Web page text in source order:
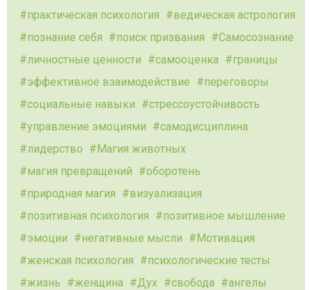
практическая психология
ведическая астрология
познание себя
поиск призвания
Самосознание
личностные ценности
самооценка
границы
эффективное взаимодействие
переговоры
социальные навыки
стрессоустойчивость
управление эмоциями
самодисциплина
лидерство
Магия животных
магия превращений
оборотень
природная магия
визуализация
позитивная психология
позитивное мышление
эмоции
негативные мысли
Мотивация
женская психология
психологические тесты
жизнь
женщина Дух свобода
ангелы